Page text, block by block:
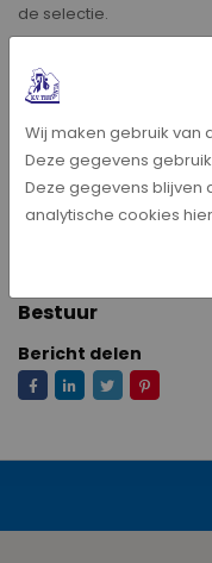
de selectie.
De TC en Jurgen gaan
tweede team.
We heten Jurgen van
Bestuur
Bericht delen
Wij maken gebruik van
Deze gegevens
Deze gegevens blijven
analytische cookies hier